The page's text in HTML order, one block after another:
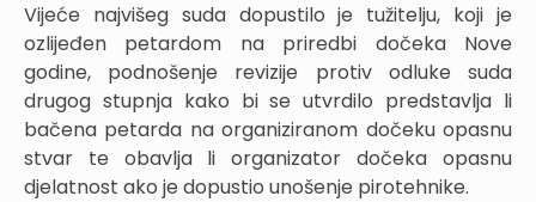
Vijeće najvišeg suda dopustilo je tužitelju, koji je
ozlijeđen petardom na priredbi dočeka Nove
godine, podnošenje revizije protiv odluke suda
drugog stupnja kako bi se utvrdilo predstavlja li
bačena petarda na organiziranom dočeku opasnu
stvar te obavlja li organizator dočeka opasnu
djelatnost ako je dopustio unošenje pirotehnike.